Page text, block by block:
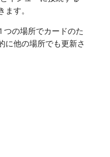
す。
つの場所でカードのた
に他の場所でも更新さ